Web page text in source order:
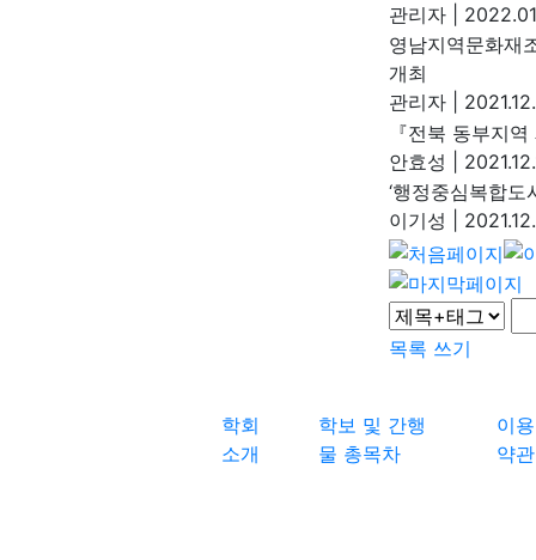
관리자
영남지역문화재
개최
관리자
『전북 동부지
안효성
‘행정중심복합
이기성
목록 쓰기
학회
소개
학보 및 간행
물 총목차
이용
약관